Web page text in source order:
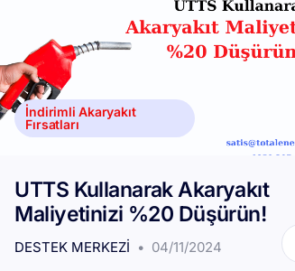
İndirimli Akaryakıt
Fırsatları
UTTS Kullanarak Akaryakıt
Maliyetinizi %20 Düşürün!
DESTEK MERKEZI 04/11/2024